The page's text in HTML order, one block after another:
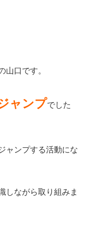
口です。
ャンプでした
ャンプする活動にな
しながら取り組みま